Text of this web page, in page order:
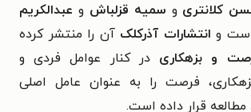
کلانتری و سمیه قزلباش و عبدالکریم
و انتشارات آذرکلکآن را منتشر کرده
و بزهکاری در کنار عوامل فردی و
فرصت را به عنوان عامل اصلی
مطالعه قرار داده است.